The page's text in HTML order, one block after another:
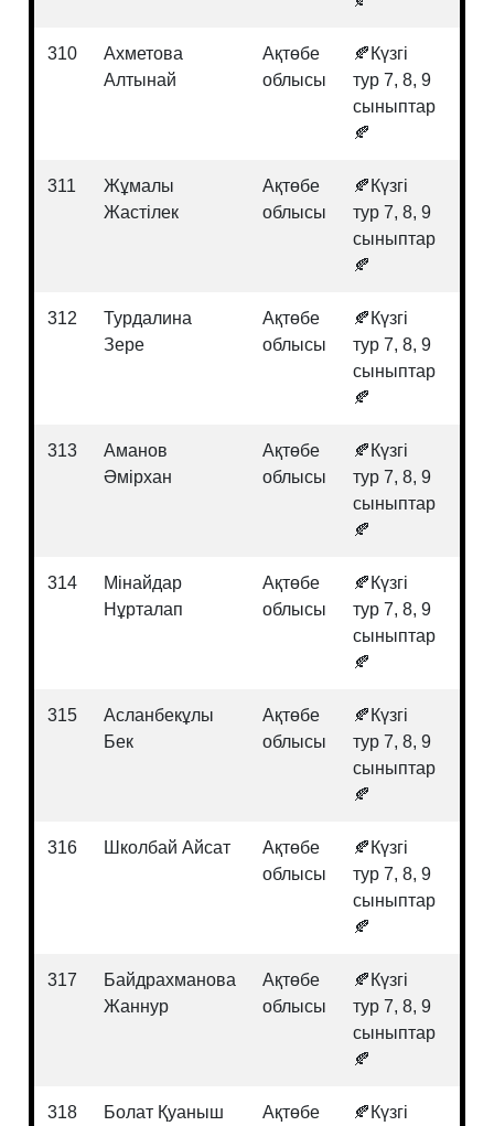
310
Ахметова
Алтынай
Ақтөбе
облысы
🍂Күзгі
тур 7, 8, 9
сыныптар
🍂
311
Жұмалы
Жастілек
Ақтөбе
облысы
🍂Күзгі
тур 7, 8, 9
сыныптар
🍂
312
Турдалина
Зере
Ақтөбе
облысы
🍂Күзгі
тур 7, 8, 9
сыныптар
🍂
313
Аманов
Әмірхан
Ақтөбе
облысы
🍂Күзгі
тур 7, 8, 9
сыныптар
🍂
314
Мінайдар
Нұрталап
Ақтөбе
облысы
🍂Күзгі
тур 7, 8, 9
сыныптар
🍂
315
Асланбекұлы
Бек
Ақтөбе
облысы
🍂Күзгі
тур 7, 8, 9
сыныптар
🍂
316 Школбай Айсат
Ақтөбе
облысы
🍂Күзгі
тур 7, 8, 9
сыныптар
🍂
317
Байдрахманова
Жаннур
Ақтөбе
облысы
🍂Күзгі
тур 7, 8, 9
сыныптар
🍂
318 Болат Қуаныш
Ақтөбе
🍂Күзгі